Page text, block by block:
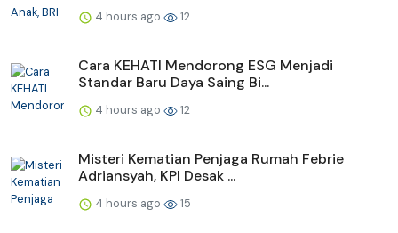
4 hours ago 12
Cara KEHATI Mendorong ESG Menjadi
Standar Baru Daya Saing Bi...
4 hours ago 12
Misteri Kematian Penjaga Rumah Febrie
Adriansyah, KPI Desak ...
4 hours ago 15